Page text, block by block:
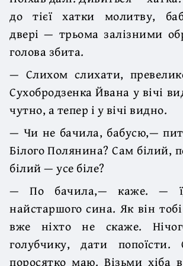
до тієї хатки молитву,
двері — трьома залізними
голова збита.
— Слихом слихати,
Сухобродзенка Йвана у вічі
чутно, а тепер і у вічі видно.
— Чи не бачила, бабусю,—
Білого Полянина? Сам білий,
білий — усе біле?
— По бачила,— каже. —
найстаршого сина. Як він
вже ніхто не скаже.
голубчику, дати
поросятко маю. Візьми хіба